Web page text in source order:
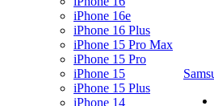
iPhone 16e
iPhone 16 Plus
iPhone 15 Pro Max
iPhone 15 Pro
iPhone 15
iPhone 15 Plus
iPhone 14